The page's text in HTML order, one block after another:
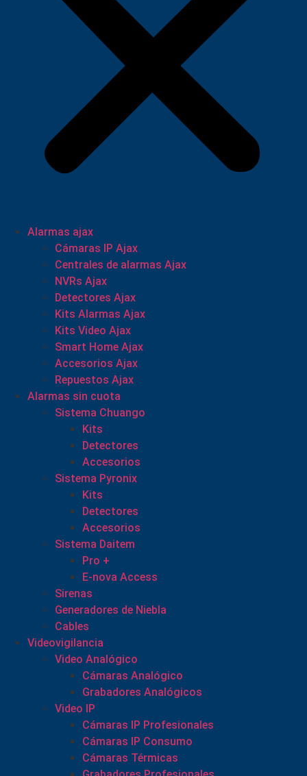
Alarmas ajax
Cámaras IP Ajax
Centrales de alarmas Ajax
NVRs Ajax
Detectores Ajax
Kits Alarmas Ajax
Kits Video Ajax
Smart Home Ajax
Accesorios Ajax
Repuestos Ajax
Alarmas sin cuota
Sistema Chuango
Kits
Detectores
Accesorios
Sistema Pyronix
Kits
Detectores
Accesorios
Sistema Daitem
Pro +
E-nova Access
Sirenas
Generadores de Niebla
Cables
Videovigilancia
Video Analógico
Cámaras Analógico
Grabadores Analógicos
Video IP
Cámaras IP Profesionales
Cámaras IP Consumo
Cámaras Térmicas